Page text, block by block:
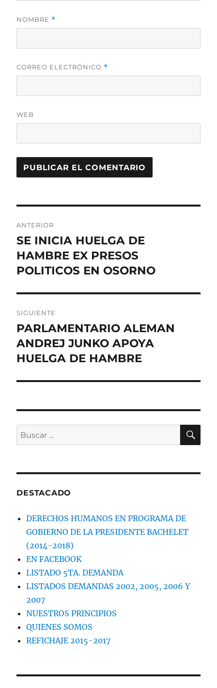
NOMBRE *
CORREO ELECTRÓNICO *
WEB
de
entradas
ANTERIOR
Entrada
anterior:
SE INICIA HUELGA DE
HAMBRE EX PRESOS
POLITICOS EN OSORNO
SIGUIENTE
Entrada
siguiente:
PARLAMENTARIO ALEMAN
ANDREJ JUNKO APOYA
HUELGA DE HAMBRE
Buscar
por:
DESTACADO
DERECHOS HUMANOS EN PROGRAMA DE
GOBIERNO DE LA PRESIDENTE BACHELET
(2014-2018)
EN FACEBOOK
LISTADO 5TA. DEMANDA
LISTADOS DEMANDAS 2002, 2005, 2006 Y
2007
NUESTROS PRINCIPIOS
QUIENES SOMOS
REFICHAJE 2015-2017